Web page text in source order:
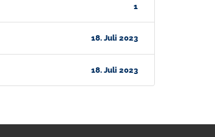
1
18. Juli 2023
18. Juli 2023